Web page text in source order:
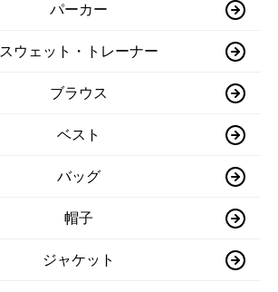
パーカー
スウェット・トレーナー
ブラウス
ベスト
バッグ
帽子
ジャケット